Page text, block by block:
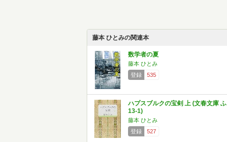
藤本 ひとみの関連本
数学者の夏
藤本 ひとみ
登録
535
ハプスブルクの宝剣 上 (文春文庫 ふ
13-1)
藤本 ひとみ
登録
527